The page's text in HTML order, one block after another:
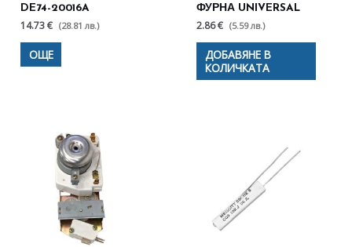
DE74-20016A
14.73 € (28.81 лв.)
ОЩЕ
ФУРНА UNIVERSAL
2.86 € (5.59 лв.)
ДОБАВЯНЕ В
КОЛИЧКАТА